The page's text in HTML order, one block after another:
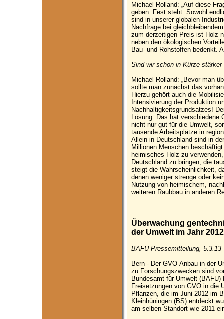
Michael Rolland: „Auf diese
geben. Fest steht: Sowohl
sind in unserer globalen
Nachfrage bei
zum derzeitigen Preis ist Holz
neben den ökologischen
Bau- und Rohstoffen bedenkt.
Sind wir schon in Kürze
Michael Rolland: „Bevor man
sollte man zunächst das
Hierzu gehört auch die
Intensivierung der Produktion
Nachhaltigkeitsgrundsatzes!
Lösung. Das hat verschiedene
nicht nur gut für die Umwelt,
tausende Arbeitsplätze in
Allein in Deutschland sind in
Millionen Menschen
heimisches Holz zu
Deutschland zu bringen, die
steigt die Wahrscheinlichkeit,
denen weniger strenge oder
Nutzung von heimischem,
weiteren Raubbau in anderen
Überwachung
der Umwelt im Jahr 2012
BAFU Pressemitteilung, 5.3.13
Bern - Der GVO-Anbau in der
zu Forschungszwecken sind
Bundesamt für Umwelt
Freisetzungen von GVO in die
Pflanzen, die im Juni 2012 im
Kleinhüningen (BS) entdeckt
am selben Standort wie 2011